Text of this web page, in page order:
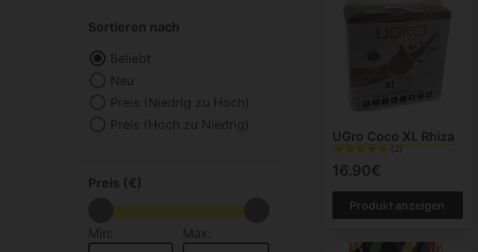
Sortieren nach
Beliebt
Neu
Preis (Niedrig zu Hoch)
Preis (Hoch zu Niedrig)
Preis (€)
Min: Max:
UGro Coco XL Rhiza
(2)
16.90€
Produkt anzeigen